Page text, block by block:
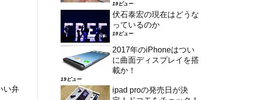
い弁
19ビュー
伏石泰宏の現在はどうな
っているのか
19ビュー
2017年のiPhoneはつい
に曲面ディスプレイを搭
載か！
19ビュー
ipad proの発売日が決